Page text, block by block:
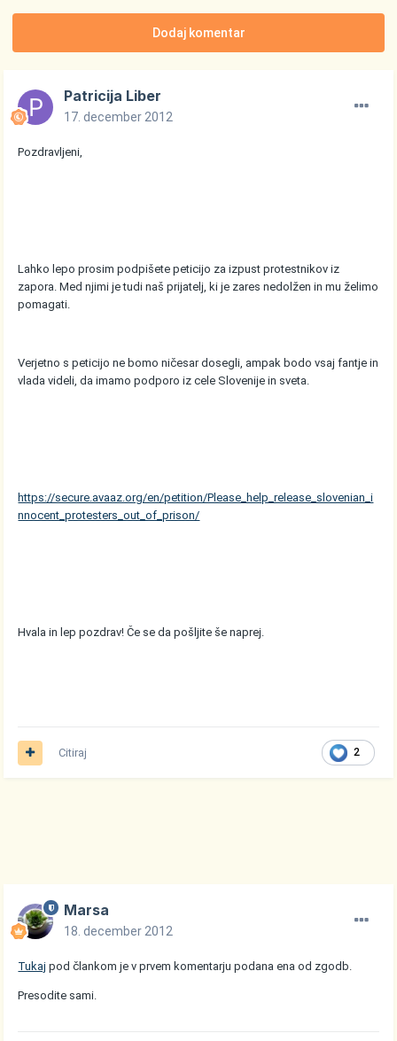
Dodaj komentar
Patricija Liber
17. december 2012
Pozdravljeni,
Lahko lepo prosim podpišete peticijo za izpust protestnikov iz
zapora. Med njimi je tudi naš prijatelj, ki je zares nedolžen in mu želimo
pomagati.
Verjetno s peticijo ne bomo ničesar dosegli, ampak bodo vsaj fantje in
vlada videli, da imamo podporo iz cele Slovenije in sveta.
https://secure.avaaz.org/en/petition/Please_help_release_slovenian_i
nnocent_protesters_out_of_prison/
Hvala in lep pozdrav! Če se da pošljite še naprej.
2
Citiraj
Marsa
18. december 2012
Tukaj pod člankom je v prvem komentarju podana ena od zgodb.
Presodite sami.